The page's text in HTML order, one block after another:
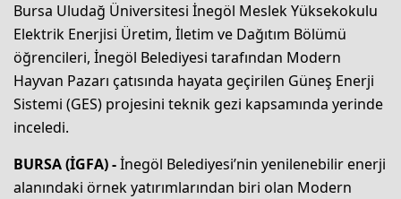
Bursa Uludağ Üniversitesi İnegöl Meslek Yüksekokulu
Elektrik Enerjisi Üretim, İletim ve Dağıtım Bölümü
öğrencileri, İnegöl Belediyesi tarafından Modern
Hayvan Pazarı çatısında hayata geçirilen Güneş Enerji
Sistemi (GES) projesini teknik gezi kapsamında yerinde
inceledi.
BURSA (İGFA) -İnegöl Belediyesi’nin yenilenebilir enerji
alanındaki örnek yatırımlarından biri olan Modern